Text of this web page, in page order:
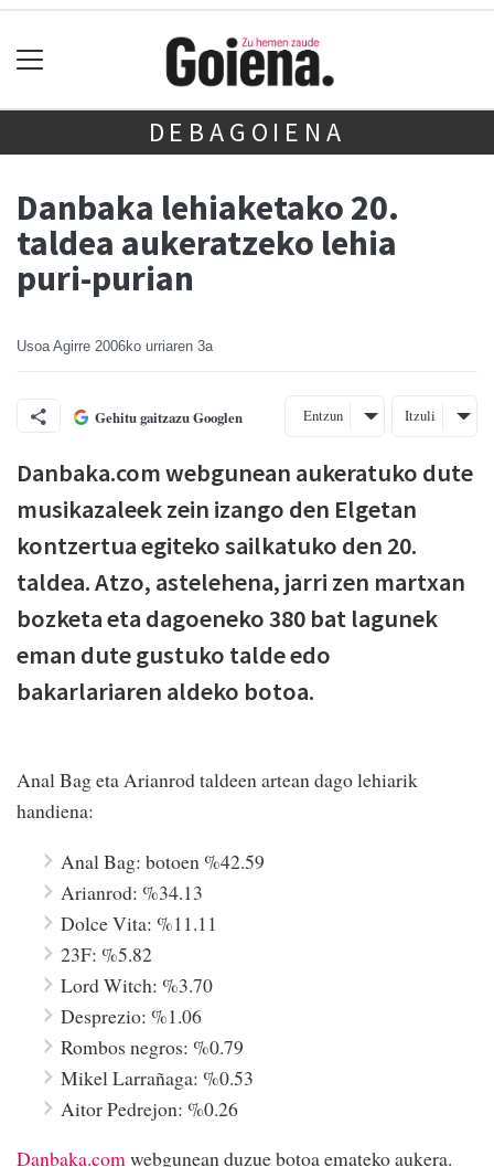
DEBAGOIENA
Danbaka lehiaketako 20.
taldea aukeratzeko lehia
puri-purian
Usoa Agirre 2006ko urriaren 3a
Gehitu gaitzazu Googlen Entzun Itzuli
Danbaka.com webgunean aukeratuko dute
musikazaleek zein izango den Elgetan
kontzertua egiteko sailkatuko den 20.
taldea. Atzo, astelehena, jarri zen martxan
bozketa eta dagoeneko 380 bat lagunek
eman dute gustuko talde edo
bakarlariaren aldeko botoa.
Anal Bag eta Arianrod taldeen artean dago lehiarik
handiena:
Anal Bag: botoen %42.59
Arianrod: %34.13
Dolce Vita: %11.11
23F: %5.82
Lord Witch: %3.70
Desprezio: %1.06
Rombos negros: %0.79
Mikel Larrañaga: %0.53
Aitor Pedrejon: %0.26
Danbaka.comwebgunean duzue botoa emateko aukera.